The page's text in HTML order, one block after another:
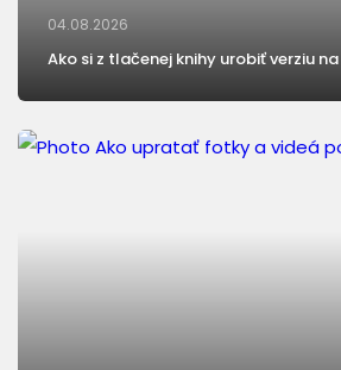
04.08.2026
Ako si z tlačenej knihy urobiť verziu